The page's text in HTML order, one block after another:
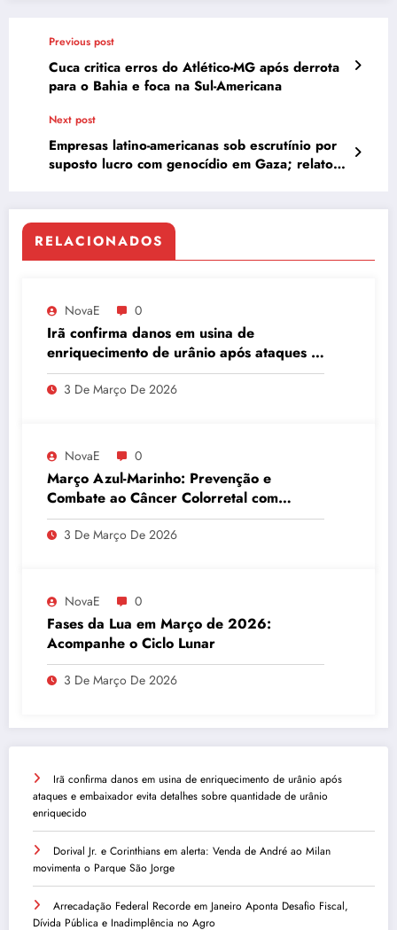
Previous post
Cuca critica erros do Atlético-MG após derrota
para o Bahia e foca na Sul-Americana
Next post
Empresas latino-americanas sob escrutínio por
suposto lucro com genocídio em Gaza; relatora
RELACIONADOS
NovaE 0
Irã confirma danos em usina de
enriquecimento de urânio após ataques e
embaixador evita detalhes sobre
quantidade de urânio enriquecido
3 De Março De 2026
NovaE 0
Março Azul-Marinho: Prevenção e
Combate ao Câncer Colorretal com
Atividades Físicas
3 De Março De 2026
NovaE 0
Fases da Lua em Março de 2026:
Acompanhe o Ciclo Lunar
3 De Março De 2026
Irã confirma danos em usina de enriquecimento de urânio após
ataques e embaixador evita detalhes sobre quantidade de urânio
enriquecido
Dorival Jr. e Corinthians em alerta: Venda de André ao Milan
movimenta o Parque São Jorge
Arrecadação Federal Recorde em Janeiro Aponta Desafio Fiscal,
Dívida Pública e Inadimplência no Agro